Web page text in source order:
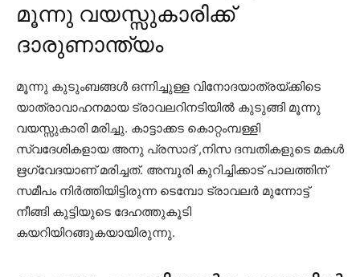
മൂന്നു വയസ്സുകാരിക്ക്
ദാരുണാന്ത്യം
മൂന്നു കുടുംബങ്ങള്‍ ഒന്നിച്ചുള്ള വിനോദയാത്രയ്ക്കിടെ
യാത്രാവാഹനമായ ട്രാവലറിനടിയില്‍ കുടുങ്ങി മൂന്നു
വയസ്സുകാരി മരിച്ചു. കാട്ടാക്കട കൊറ്റംമ്പള്ളി
സ്വദേശികളായ അനു പ്രസാദ് ,നിസ ദമ്പതികളുടെ മകള്‍
ഋഗ്വേദയാണ് മരിച്ചത്. അമ്പൂരി കുറിച്ചിക്കാട് പാലത്തിന്
സമീപം നിര്‍ത്തിയിട്ടിരുന്ന ടെമ്പോ ട്രാവലര്‍ മുന്നോട്ട്
നീങ്ങി കുട്ടിയുടെ ദേഹത്തുകൂടി
കയറിയിറങ്ങുകയായിരുന്നു.